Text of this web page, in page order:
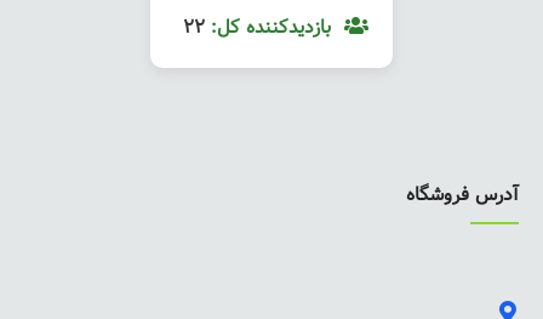
بازدیدکننده کل:
آدرس فروشگاه